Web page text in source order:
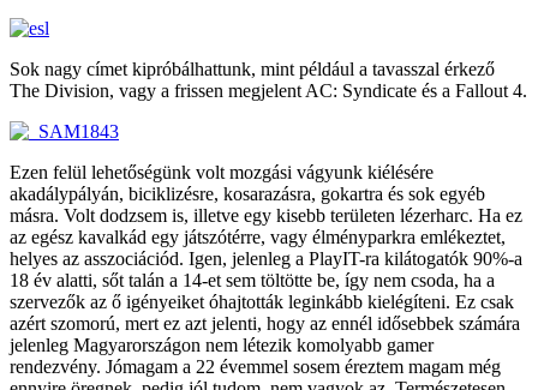
Sok nagy címet kipróbálhattunk, mint például a tavasszal érkező
The Division, vagy a frissen megjelent AC: Syndicate és a Fallout 4.
Ezen felül lehetőségünk volt mozgási vágyunk kiélésére
akadálypályán, biciklizésre, kosarazásra, gokartra és sok egyéb
másra. Volt dodzsem is, illetve egy kisebb területen lézerharc. Ha ez
az egész kavalkád egy játszótérre, vagy élményparkra emlékeztet,
helyes az asszociációd. Igen, jelenleg a PlayIT-ra kilátogatók 90%-a
18 év alatti, sőt talán a 14-et sem töltötte be, így nem csoda, ha a
szervezők az ő igényeiket óhajtották leginkább kielégíteni. Ez csak
azért szomorú, mert ez azt jelenti, hogy az ennél idősebbek számára
jelenleg Magyarországon nem létezik komolyabb gamer
rendezvény. Jómagam a 22 évemmel sosem éreztem magam még